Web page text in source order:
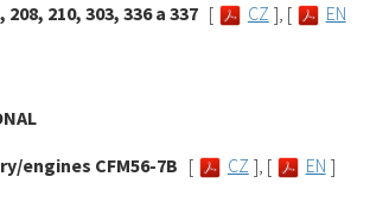
208, 210, 303, 336 a 337 [ CZ ], [
EN
engines CFM56-7B [ CZ ], [ EN ]